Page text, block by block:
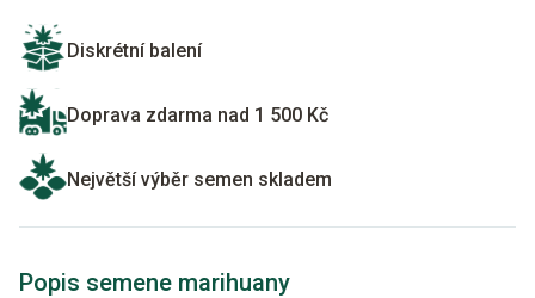
Diskrétní balení
Doprava zdarma nad 1 500 Kč
Největší výběr semen skladem
Popis semene marihuany